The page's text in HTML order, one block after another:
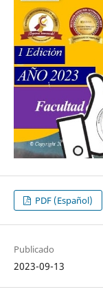
PDF (Español)
Publicado
2023-09-13